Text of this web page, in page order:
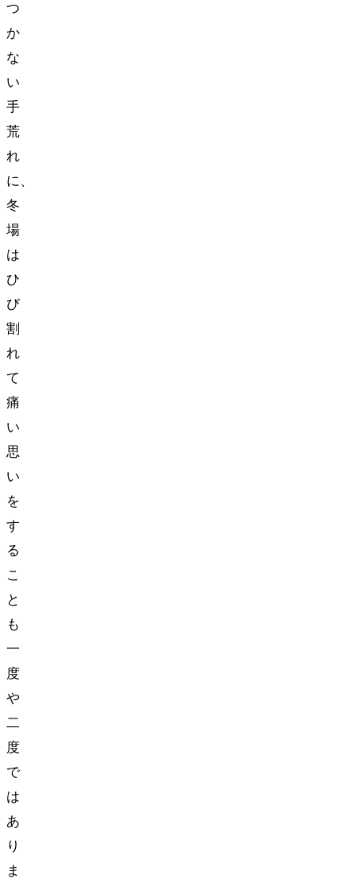
つ
か
な
い
手
荒
れ
に、
冬
場
は
ひ
び
割
れ
て
痛
い
思
い
を
す
る
こ
と
も
一
度
や
二
度
で
は
あ
り
ま